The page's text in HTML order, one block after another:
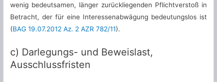
wenig bedeutsamen, länger zurückliegenden Pflichtverstoß in
Betracht, der für eine Interessenabwägung bedeutungslos ist
(BAG 19.07.2012 Az. 2 AZR 782/11).
c) Darlegungs- und Beweislast,
Ausschlussfristen